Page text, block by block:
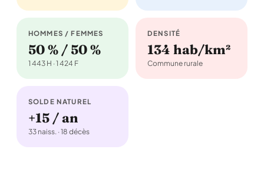
HOMMES / FEMMES
50 % / 50 %
1 443 H · 1 424 F
DENSITÉ
134 hab/km²
Commune rurale
SOLDE NATUREL
+15 / an
33 naiss. · 18 décès